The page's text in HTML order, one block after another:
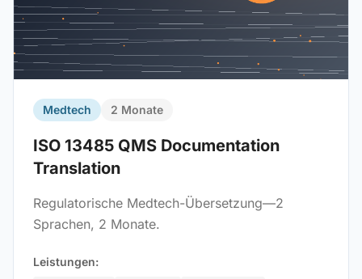
Medtech 2 Monate
ISO 13485 QMS Documentation
Translation
Regulatorische Medtech-Übersetzung—2
Sprachen, 2 Monate.
Leistungen: